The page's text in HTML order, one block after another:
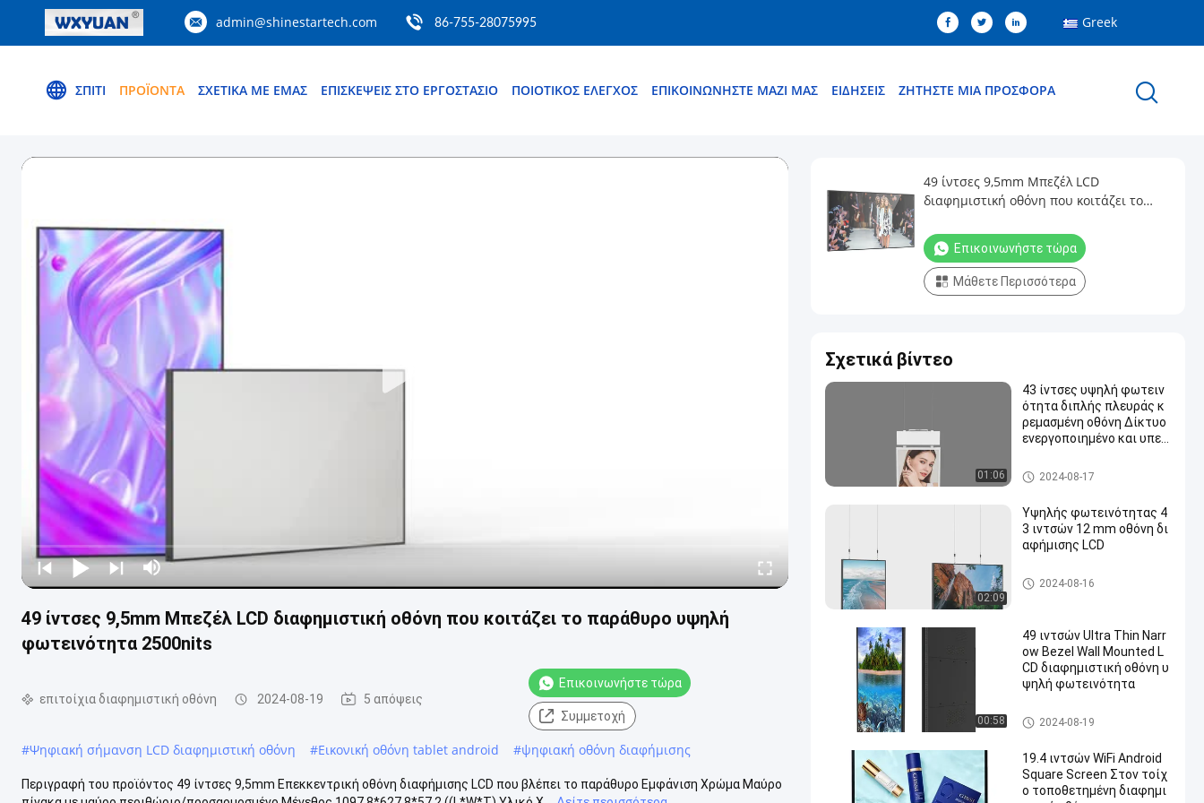
admin@shinestartech.com 86-755-28075995 Greek
ΣΠΊΤΙ ΠΡΟΪΌΝΤΑ ΣΧΕΤΙΚΆ ΜΕ ΕΜΆΣ ΕΠΙΣΚΈΨΕΙΣ ΣΤΟ ΕΡΓΟΣΤΆΣΙΟ ΠΟΙΟΤΙΚΌΣ ΈΛΕΓΧΟΣ ΕΠΙΚΟΙΝΩΝΉΣΤΕ ΜΑΖΊ ΜΑΣ ΕΙΔΉΣΕΙΣ ΖΗΤΉΣΤΕ ΜΙΑ ΠΡΟΣΦΟΡΆ
49 ίντσες 9,5mm Μπεζέλ LCD διαφημιστική οθόνη που κοιτάζει το παράθυρο υψηλή
φωτεινότητα 2500nits
επιτοίχια διαφημιστική οθόνη 2024-08-19 5 απόψεις
Επικοινωνήστε τώρα
Συμμετοχή
#Ψηφιακή σήμανση LCD διαφημιστική οθόνη #Εικονική οθόνη tablet android #ψηφιακή οθόνη διαφήμισης
Περιγραφή του προϊόντος 49 ίντσες 9,5mm Επεκκεντρική οθόνη διαφήμισης LCD που βλέπει το παράθυρο Εμφάνιση Χρώμα Μαύρο
49 ίντσες 9,5mm Μπεζέλ LCD
διαφημιστική οθόνη που κοιτάζει το
Επικοινωνήστε τώρα
Μάθετε Περισσότερα
Σχετικά βίντεο
01:06
43 ίντσες υψηλή φωτειν
ότητα διπλής πλευράς κ
ρεμασμένη οθόνη Δίκτυο
ενεργοποιημένο και υπερ
επιτοίχια διαφημιστική οθόν
η
2024-08-17
02:09
Υψηλής φωτεινότητας 4
3 ιντσών 12 mm οθόνη δι
αφήμισης LCD
επιτοίχια διαφημιστική οθόν
η
2024-08-16
00:58
49 ιντσών Ultra Thin Narr
ow Bezel Wall Mounted L
CD διαφημιστική οθόνη υ
ψηλή φωτεινότητα
επιτοίχια διαφημιστική οθόν
η
2024-08-19
19.4 ιντσών WiFi Android
Square Screen Στον τοίχ
ο τοποθετημένη διαφημι